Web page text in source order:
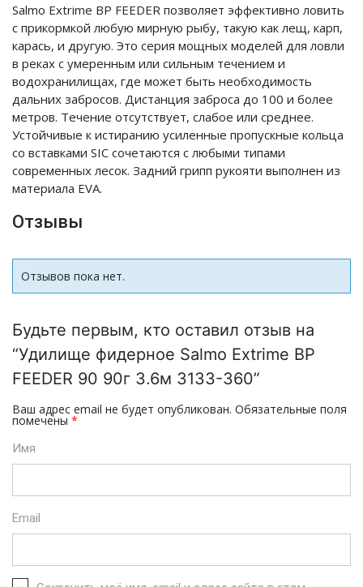
Salmo Extrime BP FEEDER позволяет эффективно ловить
с прикормкой любую мирную рыбу, такую как лещ, карп,
карась, и другую. Это серия мощных моделей для ловли
в реках с умеренным или сильным течением и
водохранилищах, где может быть необходимость
дальних забросов. Дистанция заброса до 100 и более
метров. Течение отсутствует, слабое или среднее.
Устойчивые к истиранию усиленные пропускные кольца
со вставками SIC сочетаются с любыми типами
современных лесок. Задний грипп рукояти выполнен из
материала EVA.
Отзывы
Отзывов пока нет.
Будьте первым, кто оставил отзыв на
“Удилище фидерное Salmo Extrime BP
FEEDER 90 90г 3.6м 3133-360”
Ваш адрес email не будет опубликован. Обязательные поля
помечены *
Имя
Email